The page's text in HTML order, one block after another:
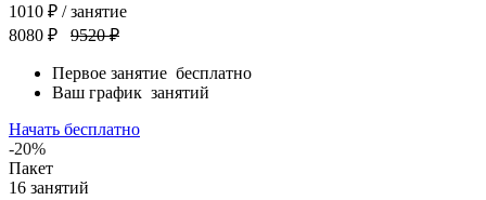
1010 ₽ / занятие
8080 ₽
9520 ₽
Первое занятие бесплатно
Ваш график занятий
Начать бесплатно
-20%
Пакет
16 занятий